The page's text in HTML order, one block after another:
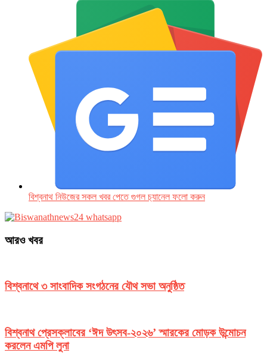
বিশ্বনাথ নিউজের সকল খবর পেতে গুগল চ‌্যানেল ফলো করুন
আরও খবর
বিশ্বনাথে ৩ সাংবাদিক সংগঠনের যৌথ সভা অনুষ্ঠিত
বিশ্বনাথ প্রেসক্লাবের ‘ঈদ উৎসব-২০২৬’ স্মারকের মোড়ক উন্মোচন
করলেন এমপি লুনা